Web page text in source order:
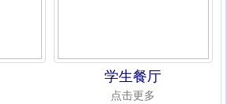
学生餐厅
点击更多